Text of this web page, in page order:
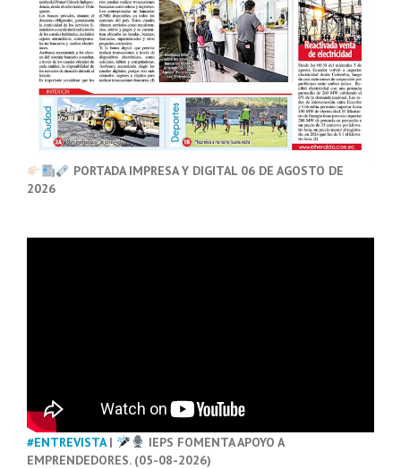
PORTADA IMPRESA Y DIGITAL 06 DE AGOSTO DE
2026
#ENTREVISTA|
IEPS FOMENTA APOYO A
EMPRENDEDORES. (05-08-2026)